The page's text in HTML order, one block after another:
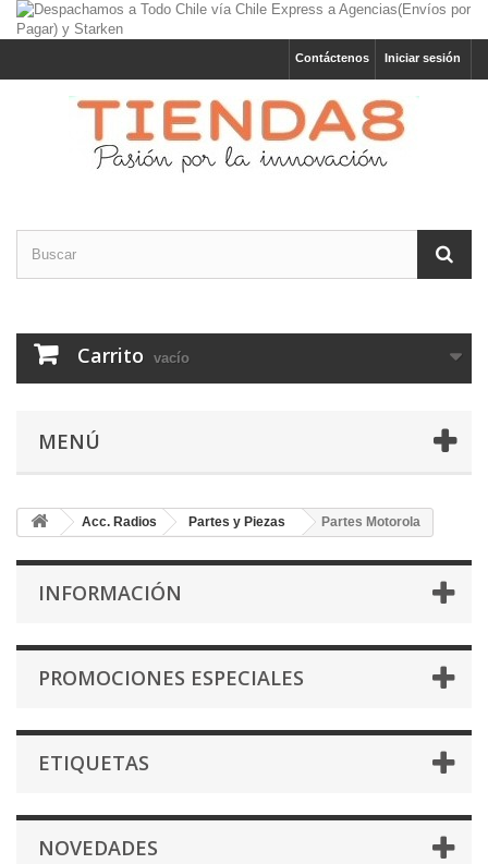
Iniciar sesión
Contáctenos
Carrito vacío
MENÚ
Acc. Radios Partes y Piezas Partes Motorola
INFORMACIÓN
PROMOCIONES ESPECIALES
ETIQUETAS
NOVEDADES